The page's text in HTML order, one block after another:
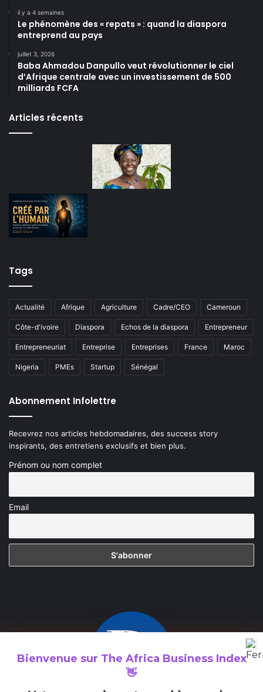
il y a 4 semaines
Le phénomène des « repats » : quand la diaspora
entreprend au pays
juillet 3, 2026
Baba Ahmadou Danpullo veut révolutionner le ciel
d’Afrique centrale avec un investissement de 500
milliards FCFA
Articles récents
Tags
Actualité Afrique Agriculture Cadre/CEO Cameroun
Côte-d'ivoire Diaspora Echos de la diaspora Entrepreneur
Entrepreneuriat Entreprise Entreprises France Maroc
Nigeria PMEs Startup Sénégal
Abonnement Infolettre
Recevrez nos articles hebdomadaires, des success story
inspirants, des entretiens exclusifs et bien plus.
Prénom ou nom complet
Email
Bienvenue sur The Africa Business Index
👋